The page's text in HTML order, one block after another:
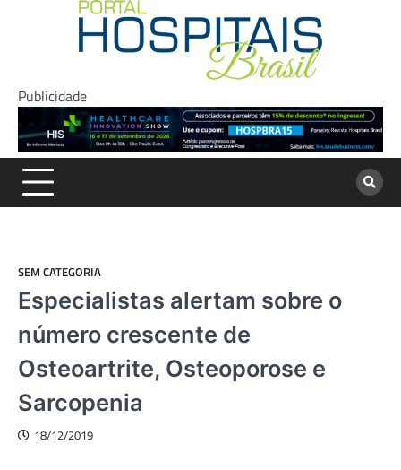
Publicidade
SEM CATEGORIA
Especialistas alertam sobre o
número crescente de
Osteoartrite, Osteoporose e
Sarcopenia
18/12/2019